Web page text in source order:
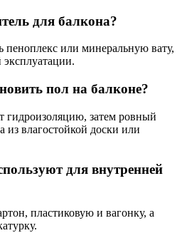
для балкона?
пеноплекс или минеральную вату,
эксплуатации.
пол на балконе?
гидроизоляцию, затем ровный
из влагостойкой доски или
для внутренней
пластиковую и вагонку, а